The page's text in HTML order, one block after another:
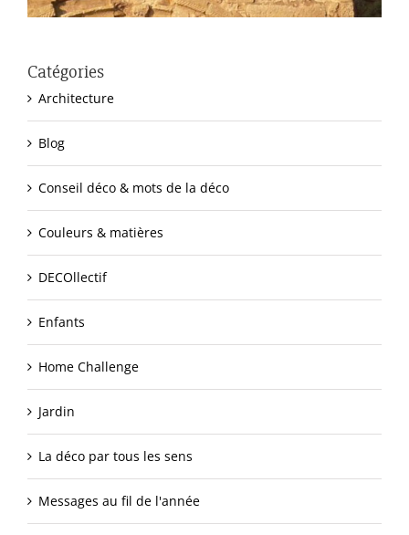
Catégories
Architecture
Blog
Conseil déco & mots de la déco
Couleurs & matières
DECOllectif
Enfants
Home Challenge
Jardin
La déco par tous les sens
Messages au fil de l'année